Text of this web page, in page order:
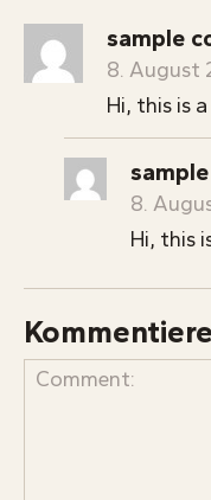
sample
8. August
Hi, this is
8.
Hi, this